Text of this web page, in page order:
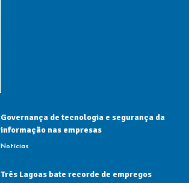
Governança de tecnologia e segurança da
informação nas empresas
Notícias
Três Lagoas bate recorde de empregos